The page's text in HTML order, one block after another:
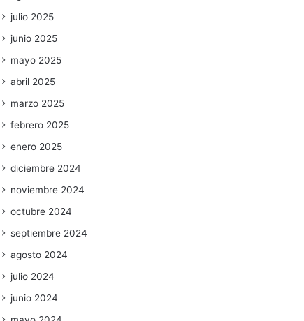
julio 2025
junio 2025
mayo 2025
abril 2025
marzo 2025
febrero 2025
enero 2025
diciembre 2024
noviembre 2024
octubre 2024
septiembre 2024
agosto 2024
julio 2024
junio 2024